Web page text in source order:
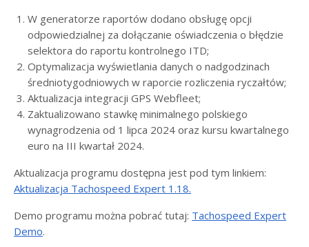
W generatorze raportów dodano obsługę opcji
odpowiedzialnej za dołączanie oświadczenia o błędzie
selektora do raportu kontrolnego ITD;
Optymalizacja wyświetlania danych o nadgodzinach
średniotygodniowych w raporcie rozliczenia ryczałtów;
Aktualizacja integracji GPS Webfleet;
Zaktualizowano stawkę minimalnego polskiego
wynagrodzenia od 1 lipca 2024 oraz kursu kwartalnego
euro na III kwartał 2024.
Aktualizacja programu dostępna jest pod tym linkiem:
Aktualizacja Tachospeed Expert 1.18.
Demo programu można pobrać tutaj: Tachospeed Expert
Demo.